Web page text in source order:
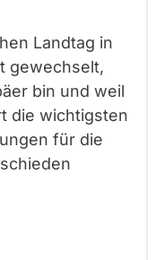
Landtag in
gewechselt,
bin und weil
die wichtigsten
für die